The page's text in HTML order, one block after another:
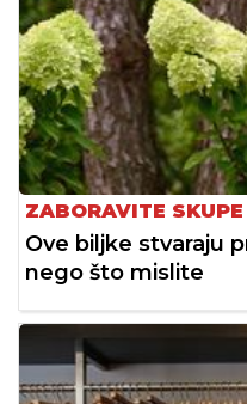
ZABORAVITE SKUPE
Ove biljke stvaraju
nego što mislite